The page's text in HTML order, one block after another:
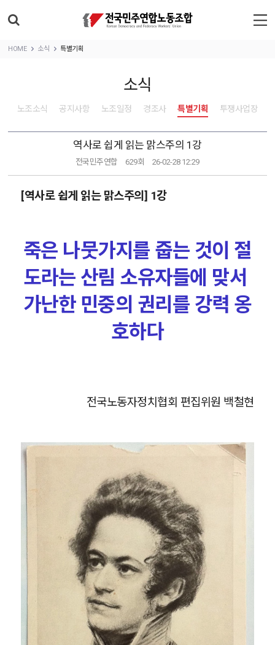
HOME 소식 특별기획
소식
노조소식 공지사항 노조일정 경조사 특별기획 투쟁사업장
역사로 쉽게 읽는 맑스주의 1강
전국민주연합 629회 26-02-28 12:29
[역사로 쉽게 읽는 맑스주의] 1강
죽은 나뭇가지를 줍는 것이 절
도라는 산림 소유자들에 맞서
가난한 민중의 권리를 강력 옹
호하다
전국노동자정치협회 편집위원 백철현